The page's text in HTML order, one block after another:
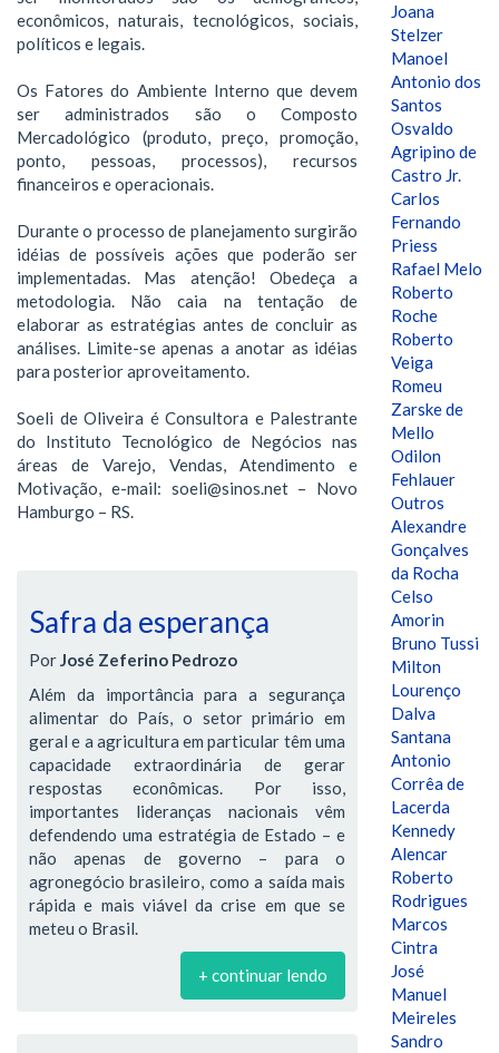
econômicos, naturais, tecnológicos, sociais,
políticos e legais.
Os Fatores do Ambiente Interno que devem
ser administrados são o Composto
Mercadológico (produto, preço, promoção,
ponto, pessoas, processos), recursos
financeiros e operacionais.
Durante o processo de planejamento surgirão
idéias de possíveis ações que poderão ser
implementadas. Mas atenção! Obedeça a
metodologia. Não caia na tentação de
elaborar as estratégias antes de concluir as
análises. Limite-se apenas a anotar as idéias
para posterior aproveitamento.
Soeli de Oliveira é Consultora e Palestrante
do Instituto Tecnológico de Negócios nas
áreas de Varejo, Vendas, Atendimento e
Motivação, e-mail: soeli@sinos.net – Novo
Hamburgo – RS.
Safra da esperança
PorJosé Zeferino Pedrozo
Além da importância para a segurança
alimentar do País, o setor primário em
geral e a agricultura em particular têm uma
capacidade extraordinária de gerar
respostas econômicas. Por isso,
importantes lideranças nacionais vêm
defendendo uma estratégia de Estado – e
não apenas de governo – para o
agronegócio brasileiro, como a saída mais
rápida e mais viável da crise em que se
meteu o Brasil.
+ continuar lendo
Joana
Stelzer
Manoel
Antonio dos
Santos
Osvaldo
Agripino de
Castro Jr.
Carlos
Fernando
Priess
Rafael Melo
Roberto
Roche
Roberto
Veiga
Romeu
Zarske de
Mello
Odilon
Fehlauer
Outros
Alexandre
Gonçalves
da Rocha
Celso
Amorin
Bruno Tussi
Milton
Lourenço
Dalva
Santana
Antonio
Corrêa de
Lacerda
Kennedy
Alencar
Roberto
Rodrigues
Marcos
Cintra
José
Manuel
Meireles
Sandro